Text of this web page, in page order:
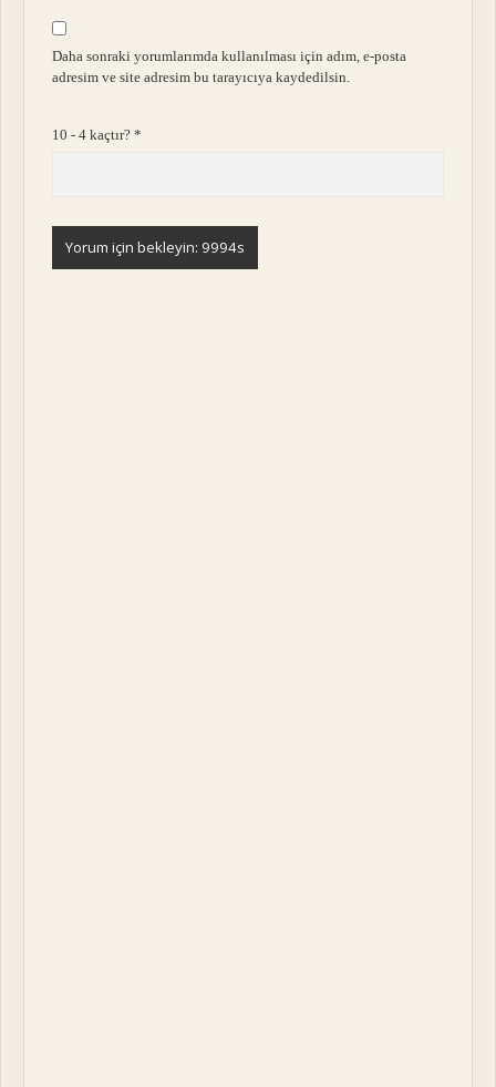
Daha sonraki yorumlarımda kullanılması için adım, e-posta
adresim ve site adresim bu tarayıcıya kaydedilsin.
10 - 4 kaçtır?*